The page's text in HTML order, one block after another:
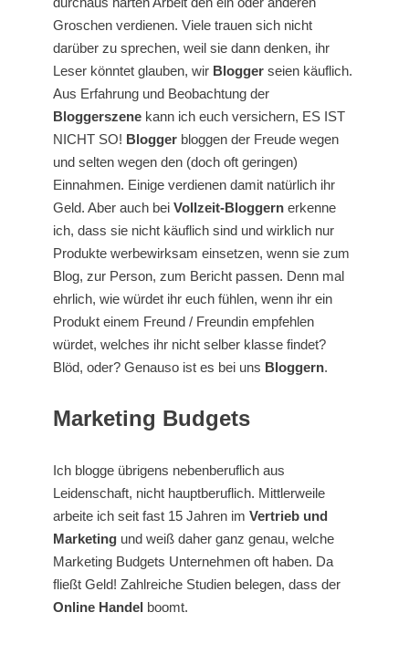
Groschen verdienen. Viele trauen sich nicht
darüber zu sprechen, weil sie dann denken, ihr
Leser könntet glauben, wir Blogger seien käuflich.
Aus Erfahrung und Beobachtung der
Bloggerszene kann ich euch versichern, ES IST
NICHT SO! Blogger bloggen der Freude wegen
und selten wegen den (doch oft geringen)
Einnahmen. Einige verdienen damit natürlich ihr
Geld. Aber auch bei Vollzeit-Bloggern erkenne
ich, dass sie nicht käuflich sind und wirklich nur
Produkte werbewirksam einsetzen, wenn sie zum
Blog, zur Person, zum Bericht passen. Denn mal
ehrlich, wie würdet ihr euch fühlen, wenn ihr ein
Produkt einem Freund / Freundin empfehlen
würdet, welches ihr nicht selber klasse findet?
Blöd, oder? Genauso ist es bei uns Bloggern.
Marketing Budgets
Ich blogge übrigens nebenberuflich aus
Leidenschaft, nicht hauptberuflich. Mittlerweile
arbeite ich seit fast 15 Jahren im Vertrieb und
Marketing und weiß daher ganz genau, welche
Marketing Budgets Unternehmen oft haben. Da
fließt Geld! Zahlreiche Studien belegen, dass der
Online Handel boomt.